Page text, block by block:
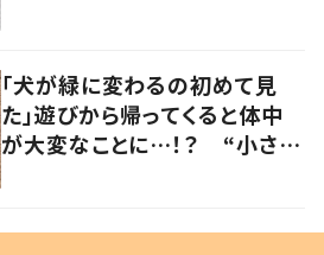
「犬が緑に変わるの初めて見
た」遊びから帰ってくると体中
が大変なことに…！？ “小さい